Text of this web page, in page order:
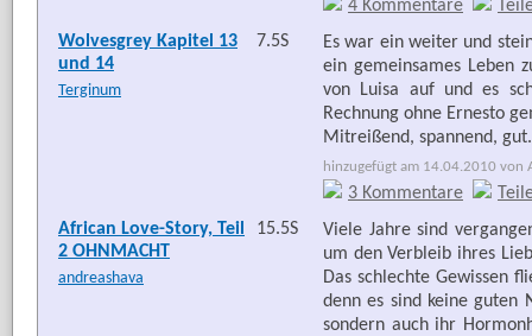
4 Kommentare
Wolvesgrey Kapitel 13
und 14
Terginum
7.5S
Es war ein weiter und
ein gemeinsames Leben
von Luisa auf und es
Rechnung ohne Ernesto
Mitreißend, spannend, gut.
hinzugefügt am 14.04.2010 von
3 Kommentare
African Love-Story, Teil
2 OHNMACHT
andreashava
15.5S
Viele Jahre sind
um den Verbleib ihres
Das schlechte Gewissen
denn es sind keine guten
sondern auch ihr